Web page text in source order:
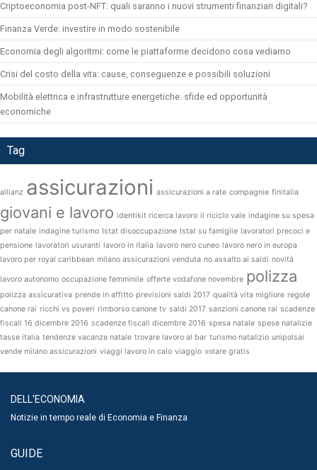
Criptoeconomia post-NFT: quali saranno i nuovi strumenti finanziari digitali?
Finanza Verde: investire in modo sostenibile
Economia degli algoritmi: come le piattaforme decidono cosa vediamo
Crisi del costo della vita: cause, conseguenze e possibili soluzioni
Mobilità elettrica e infrastrutture energetiche: sfide ed opportunità
economiche
Tag
allianz assicurazioni assicurazioni a rate compagnie finitalia
giovani e lavoro identikit ricerca lavoro il riciclo vale indagine su spesa
per natale indagine turismo Istat disoccupazione Istat su famiglie lavoratori precoci e
pensione lavoratori usuranti lavoro in italia lavoro nero cuneo lavoro nero in europa
lavoro per royal caribbean milano assicurazioni venduta no assalto ai saldi novità
lavoro autonomo occupazione femminile offerte vodafone novembre polizza
polizza assicurativa prende in affitto previsioni saldi 2017 qualità vita migliore regole
canone rai ricchi vs poveri rimborso canone tv saldi 2017 sanzioni canone rai scadenze
fiscali 16 dicembre 2016 scadenze fiscali dicembre 2016 spesa natale spese natalizie
tasse italia tendenze vacanze natale trovare lavoro al bar turismo natalizio unipolsai
vende milano assicurazioni viaggi lavoro in calo viaggio volare gratis
DELL'ECONOMIA
Notizie in tempo reale di Economia e Finanza
GUIDE